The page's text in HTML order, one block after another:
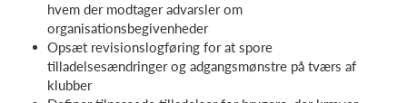
hvem der modtager advarsler om
organisationsbegivenheder
Opsæt revisionslogføring for at spore
tilladelsesændringer og adgangsmønstre på tværs af
klubber